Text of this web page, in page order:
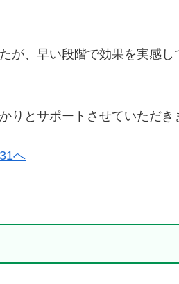
が、早い段階で効果を実感し
りとサポートさせていただき
へ